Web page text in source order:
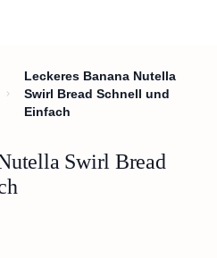
Leckeres Banana Nutella
Swirl Bread Schnell und
Einfach
Swirl Bread